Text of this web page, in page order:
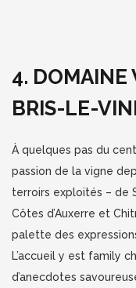
4. DOMAINE
BRIS-LE-
À quelques pas du
passion de la vigne
terroirs exploités – de
Côtes d’Auxerre et
palette des
L’accueil y est family
d’anecdotes